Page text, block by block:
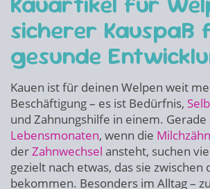
sicherer Kauspaß
gesunde
Kauen ist für deinen Welpen weit
Beschäftigung – es ist Bedürfnis,
und Zahnungshilfe in einem. Gerade
Lebensmonaten, wenn die
derZahnwechsel ansteht, suchen
gezielt nach etwas, das sie zwischen
bekommen. Besonders im Alltag –